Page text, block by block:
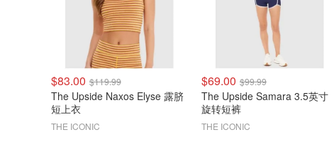
$83.00 $119.99
The Upside Naxos Elyse 露脐
短上衣
THE ICONIC
$69.00 $99.99
The Upside Samara 3.5英寸
旋转短裤
THE ICONIC